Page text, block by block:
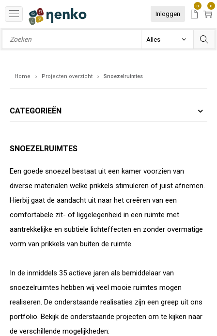
Inloggen
0 0
Home Projecten overzicht Snoezelruimtes
CATEGORIEËN
SNOEZELRUIMTES
Een goede snoezel bestaat uit een kamer voorzien van
diverse materialen welke prikkels stimuleren of juist afnemen.
Hierbij gaat de aandacht uit naar het creëren van een
comfortabele zit- of liggelegenheid in een ruimte met
aantrekkelijke en subtiele lichteffecten en zonder overmatige
vorm van prikkels van buiten de ruimte.
In de inmiddels 35 actieve jaren als bemiddelaar van
snoezelruimtes hebben wij veel mooie ruimtes mogen
realiseren. De onderstaande realisaties zijn een greep uit ons
portfolio. Bekijk de onderstaande projecten om te kijken naar
de verschillende mogelijkheden: